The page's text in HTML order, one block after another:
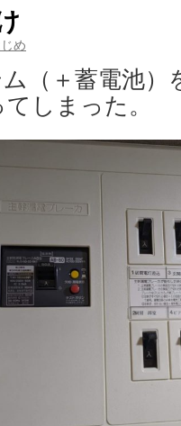
め
（＋蓄電池
しまった。